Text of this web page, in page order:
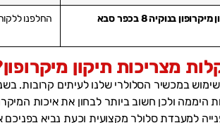
בנוקיה 8 בכפר סבא החלפנו
מצריכות תיקון
שימוש במכשיר הסלולרי שלנו לעיתים קרובות.
היממה ולכן חשוב ביותר לבחון את איכות
למעבדת סלולר מקצועית וכעת נביא